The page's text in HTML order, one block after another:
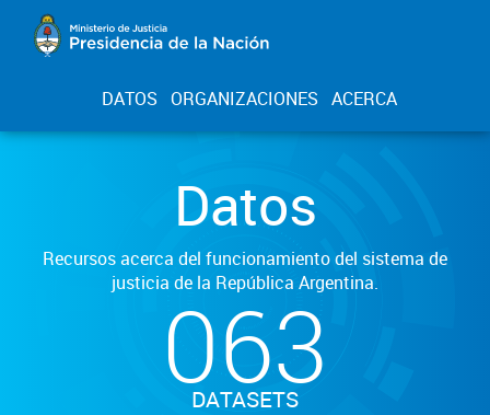
DATOS ORGANIZACIONES ACERCA
Datos
Recursos acerca del funcionamiento del sistema de
justicia de la República Argentina.
063
DATASETS